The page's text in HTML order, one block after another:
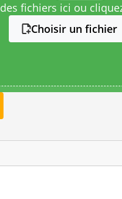
fichiers ici ou
Choisir un fichier